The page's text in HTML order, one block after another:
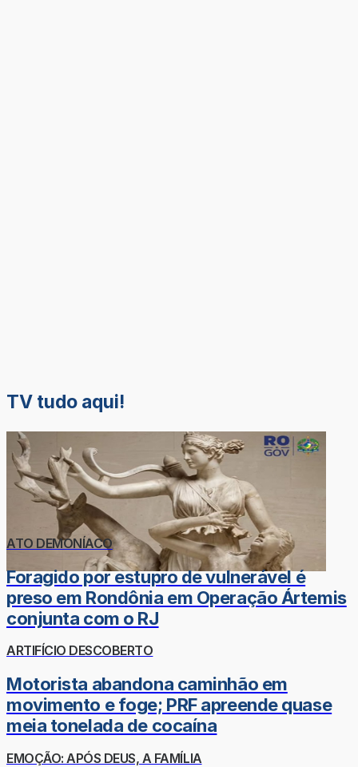
TV tudo aqui!
ATO DEMONÍACO
Foragido por estupro de vulnerável é
preso em Rondônia em Operação Ártemis
conjunta com o RJ
ARTIFÍCIO DESCOBERTO
Motorista abandona caminhão em
movimento e foge; PRF apreende quase
meia tonelada de cocaína
EMOÇÃO: APÓS DEUS, A FAMÍLIA